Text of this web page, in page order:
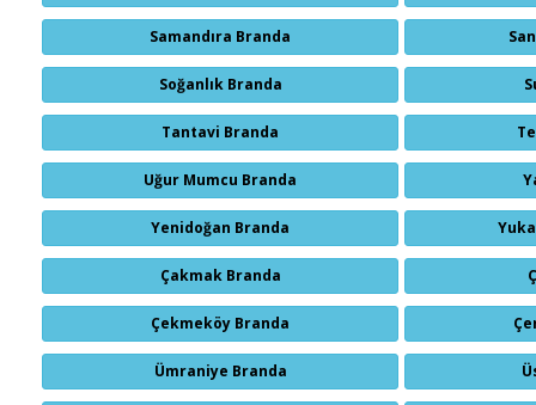
Samandıra Branda
Soğanlık Branda
Tantavi Branda
Uğur Mumcu Branda
Yenidoğan Branda
Çakmak Branda
Çekmeköy Branda
Ümraniye Branda